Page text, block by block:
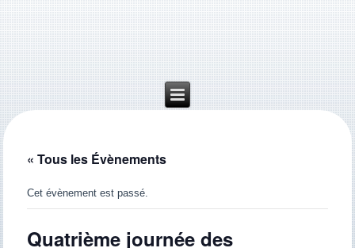
« Tous les Évènements
Cet évènement est passé.
Quatrième journée des